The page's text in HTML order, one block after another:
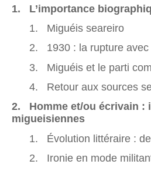
1. L’importance
1. Miguéis seareiro
2. 1930 : la rupture avec
3. Miguéis et le parti
4. Retour aux sources
2. Homme et/ou écrivain :
migueisiennes
1. Évolution littéraire : de
2. Ironie en mode